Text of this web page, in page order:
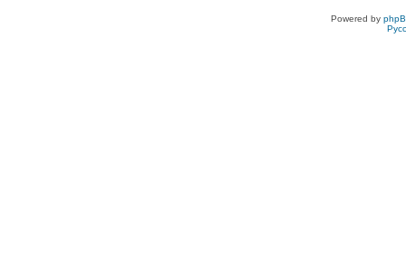
Powered by